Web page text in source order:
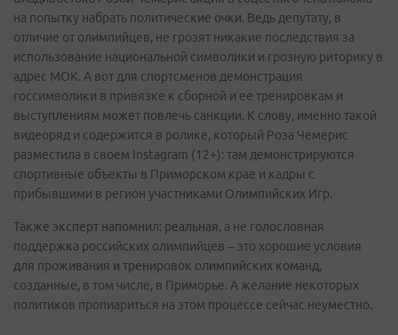
на попытку набрать политические очки. Ведь депутату, в
отличие от олимпийцев, не грозят никакие последствия за
использование национальной символики и грозную риторику в
адрес МОК. А вот для спортсменов демонстрация
госсимволики в привязке к сборной и ее тренировкам и
выступлениям может повлечь санкции. К слову, именно такой
видеоряд и содержится в ролике, который Роза Чемерис
разместила в своем Instagram (12+): там демонстрируются
спортивные объекты в Приморском крае и кадры с
прибывшими в регион участниками Олимпийских Игр.
Также эксперт напомнил: реальная, а не голословная
поддержка российских олимпийцев – это хорошие условия
для проживания и тренировок олимпийских команд,
созданные, в том числе, в Приморье. А желание некоторых
политиков пропиариться на этом процессе сейчас неуместно.